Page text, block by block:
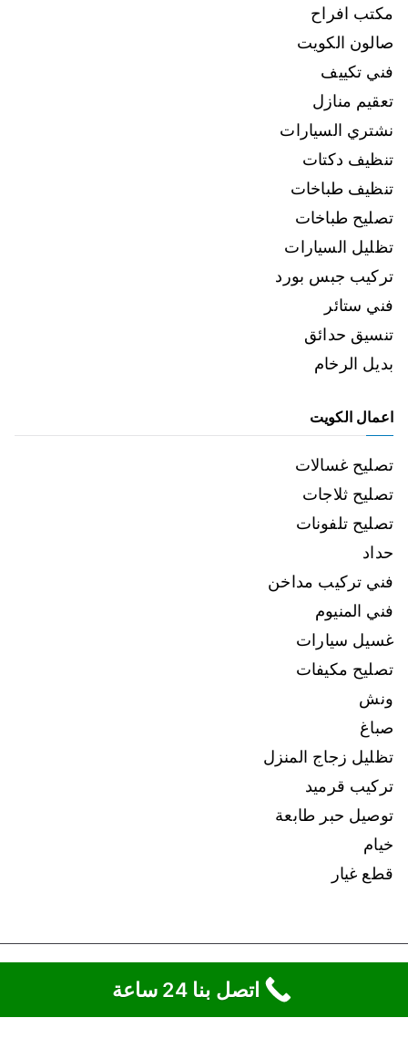
مكتب افراح
صالون الكويت
فني تكييف
تعقيم منازل
نشتري السيارات
تنظيف دكتات
تنظيف طباخات
تصليح طباخات
تظليل السيارات
تركيب جبس بورد
فني ستائر
تنسيق حدائق
بديل الرخام
اعمال الكويت
تصليح غسالات
تصليح ثلاجات
تصليح تلفونات
حداد
فني تركيب مداخن
فني المنيوم
غسيل سيارات
تصليح مكيفات
ونش
صباغ
تظليل زجاج المنزل
تركيب قرميد
توصيل حبر طابعة
خيام
قطع غيار
Copyright © 2026 ونش الكويت اتصل بنا 24 ساعة